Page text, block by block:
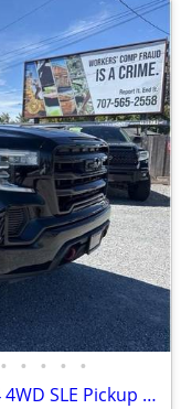
• • • • •
2019 GMC Sierra 1500 Crew Cab 4x4 4WD SLE Pickup 4D 5 3/4 ft Truck